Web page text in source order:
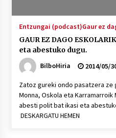
Entzungai (podcast)Gaur ez
GAUR EZ DAGO
eta abestuko dugu.
BilboHiria
2014/05/
Zatoz gureki ondo pasatzera ze
Monna, Oskola eta
abesti polit bat ikasi eta
DESKARGATU HEMEN